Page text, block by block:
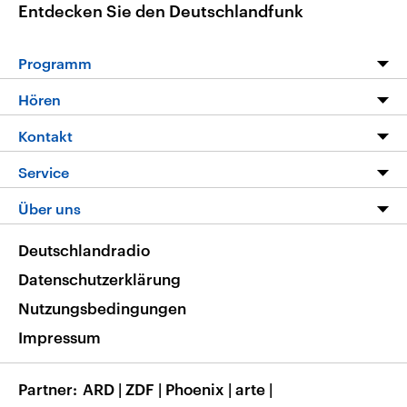
Entdecken Sie den Deutschlandfunk
Programm
Programm
Die Nachrichten
Nachrichtenleicht
Neue Beiträge auf dlf.de
Hören
Livestream
Podcasts
Deutschlandfunk App
Nachrichten App
Frequenzen
Kontakt
Hörerservice
Service
FAQ
Veranstaltungen
Musikliste
RSS
Über uns
Barrierefreiheit
Deutschlandradio
Datenschutzerklärung
Nutzungsbedingungen
Impressum
Partner ARD | ZDF | Phoenix | arte |